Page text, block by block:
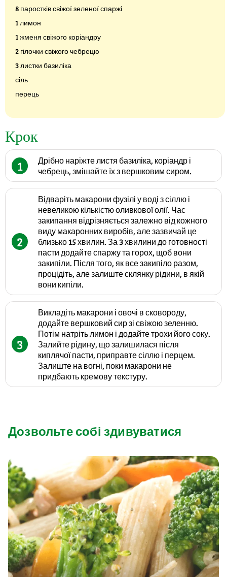
8 паростків свіжої зеленої спаржі
1 лимон
1 жменя свіжого коріандру
2 гілочки свіжого чебрецю
3 листки базиліка
сіль
перець
Крок
1
Дрібно наріжте листя базиліка, коріандр і
чебрець, змішайте їх з вершковим сиром.
2
Відваріть макарони фузілі у воді з сіллю і
невеликою кількістю оливкової олії. Час
закипання відрізняється залежно від кожного
виду макаронних виробів, але зазвичай це
близько 15 хвилин. За 3 хвилини до готовності
пасти додайте спаржу та горох, щоб вони
закипіли. Після того, як все закипіло разом,
процідіть, але залиште склянку рідини, в якій
вони кипіли.
3
Викладіть макарони і овочі в сковороду,
додайте вершковий сир зі свіжою зеленню.
Потім натріть лимон і додайте трохи його соку.
Залийте рідину, що залишилася після
киплячої пасти, приправте сіллю і перцем.
Залиште на вогні, поки макарони не
придбають кремову текстуру.
Дозвольте собі здивуватися